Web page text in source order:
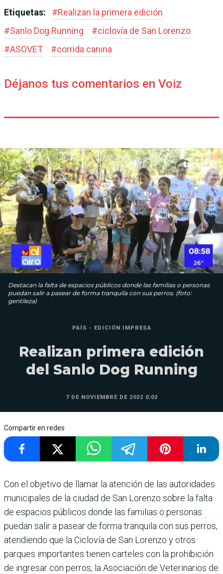
Etiquetas: #Realizan la primera edición
#Sanlo Dog Running #ciclovía de San Lorenzo
#ASOVET #corrida canina
Déjanos tus comentarios en Voiz
Destacan la falta de espacios públicos donde las familias o personas
puedan salir a pasear de forma tranquila con sus perros. (foto:
gentileza)
PAÍS - EDICIÓN IMPRESA
Realizan primera edición
del Sanlo Dog Running
7 DE NOVIEMBRE DE 2022 0:02
Compartir en redes
Con el objetivo de llamar la atención de las autoridades
municipales de la ciudad de San Lorenzo sobre la falta
de espacios públicos donde las familias o personas
puedan salir a pasear de forma tranquila con sus perros,
atendiendo que la Ciclovía de San Lorenzo y otros
parques importantes tienen carteles con la prohibición
de ingresar con perros, la Asociación de Veterinarios de